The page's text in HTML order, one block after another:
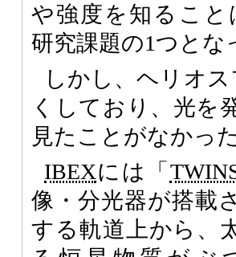
や強度を知ること
研究課題の1つとな
しかし、ヘリオ
くしており、光を
見たことがなかった
IBEXには「
像・分光器が搭載
する軌道上から、